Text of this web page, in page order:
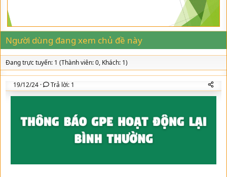
e
r
Người dùng đang xem chủ đề này
Đang trực tuyến: 1 (Thành viên: 0, Khách: 1)
19/12/24 Trả lời: 1